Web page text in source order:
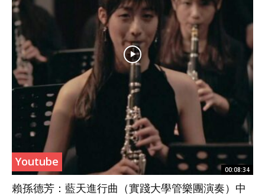
Youtube
00:08:34
賴孫德芳：藍天進行曲（實踐大學管樂團演奏）中